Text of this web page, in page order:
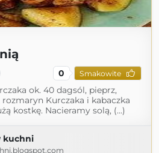
0 Smakowite
ok. 40 dagsól, pieprz,
rozmaryn Kurczaka i kabaczka
kostkę. Nacieramy solą, (...)
kuchni